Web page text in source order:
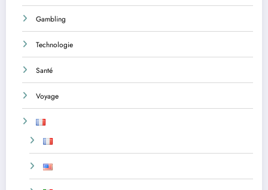
Gambling
Technologie
Santé
Voyage